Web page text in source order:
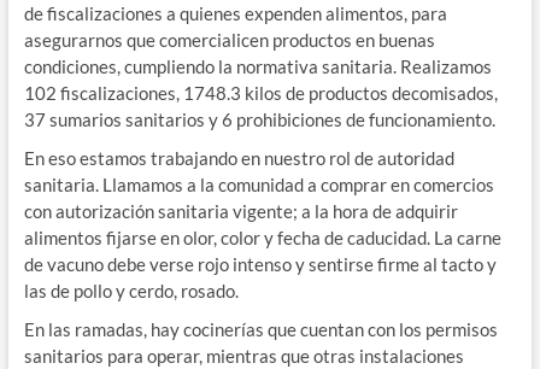
de fiscalizaciones a quienes expenden alimentos, para
asegurarnos que comercialicen productos en buenas
condiciones, cumpliendo la normativa sanitaria. Realizamos
102 fiscalizaciones, 1748.3 kilos de productos decomisados,
37 sumarios sanitarios y 6 prohibiciones de funcionamiento.
En eso estamos trabajando en nuestro rol de autoridad
sanitaria. Llamamos a la comunidad a comprar en comercios
con autorización sanitaria vigente; a la hora de adquirir
alimentos fijarse en olor, color y fecha de caducidad. La carne
de vacuno debe verse rojo intenso y sentirse firme al tacto y
las de pollo y cerdo, rosado.
En las ramadas, hay cocinerías que cuentan con los permisos
sanitarios para operar, mientras que otras instalaciones